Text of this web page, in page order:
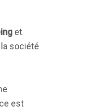
et
société
est